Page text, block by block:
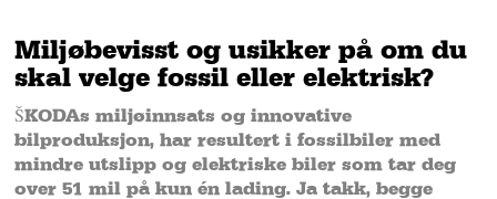
Miljøbevisst og usikker på om du
skal velge fossil eller elektrisk?
ŠKODAs miljøinnsats og innovative
bilproduksjon, har resultert i fossilbiler med
mindre utslipp og elektriske biler som tar deg
over 51 mil på kun én lading. Ja takk, begge